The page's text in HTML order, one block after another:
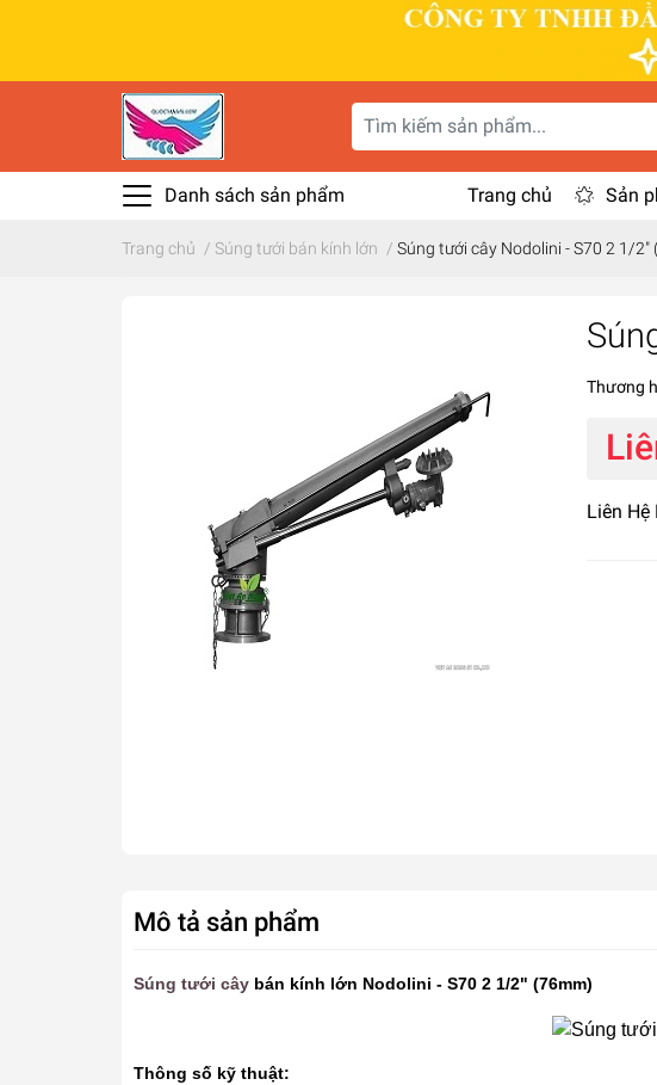
Danh sách sản phẩm Trang chủ Sản
Trang chủ / Súng tưới bán kính lớn / Súng tưới cây Nodolini - S70 2 1/2"
Thương
Liên
Mô tả sản phẩm
Súng tưới cây bán kính lớn Nodolini - S70 2 1/2" (76mm)
Thông số kỹ thuật: